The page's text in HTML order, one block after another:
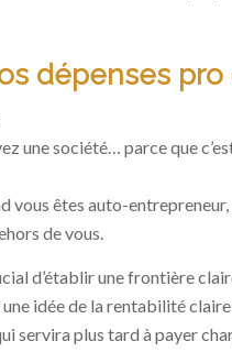
dépenses
une société… parce que
vous êtes auto-
de vous.
d’établir une frontière
idée de la rentabilité
servira plus tard à payer